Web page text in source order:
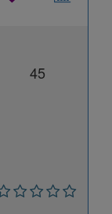
45